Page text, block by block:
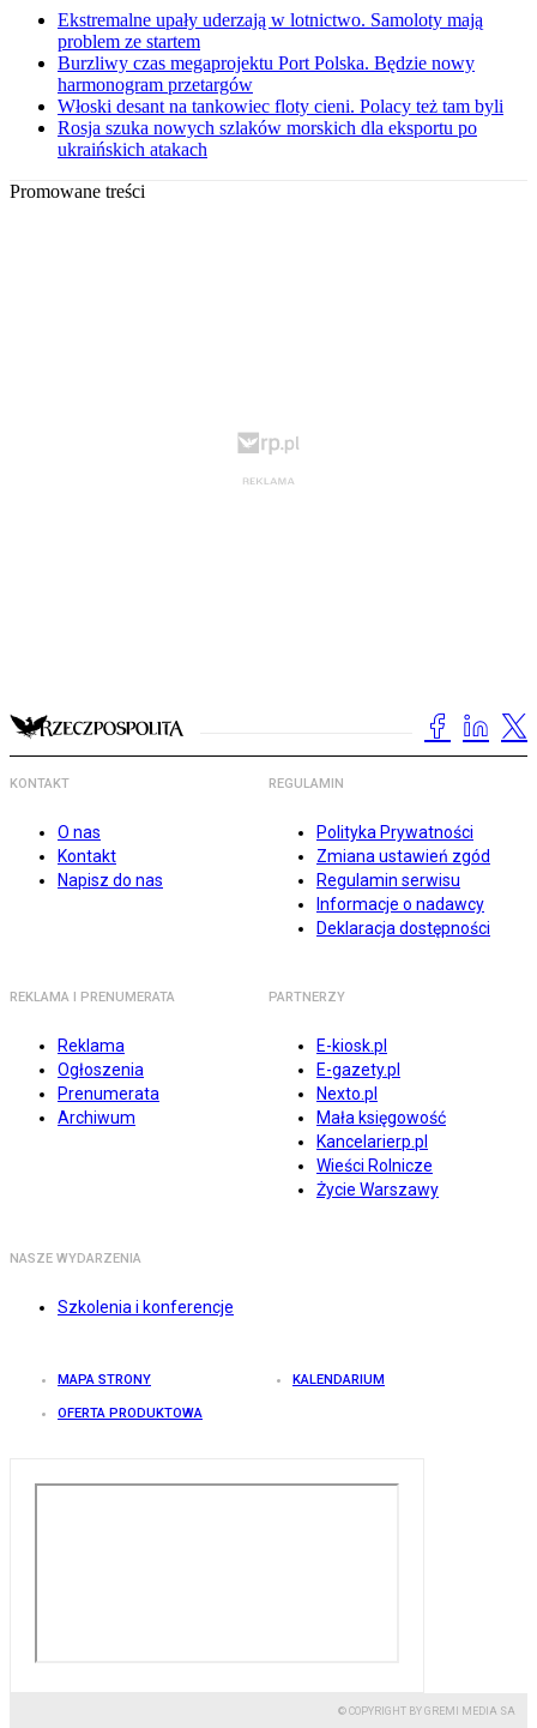
Ekstremalne upały uderzają w lotnictwo. Samoloty mają
problem ze startem
Burzliwy czas megaprojektu Port Polska. Będzie nowy
harmonogram przetargów
Włoski desant na tankowiec floty cieni. Polacy też tam byli
Rosja szuka nowych szlaków morskich dla eksportu po
ukraińskich atakach
Promowane treści
KONTAKT
O nas
Kontakt
Napisz do nas
REGULAMIN
Polityka Prywatności
Zmiana ustawień zgód
Regulamin serwisu
Informacje o nadawcy
Deklaracja dostępności
REKLAMA I PRENUMERATA
Reklama
Ogłoszenia
Prenumerata
Archiwum
PARTNERZY
E-kiosk.pl
E-gazety.pl
Nexto.pl
Mała księgowość
Kancelarierp.pl
Wieści Rolnicze
Życie Warszawy
NASZE WYDARZENIA
Szkolenia i konferencje
MAPA STRONY KALENDARIUM
OFERTA PRODUKTOWA
© COPYRIGHT BY GREMI MEDIA SA